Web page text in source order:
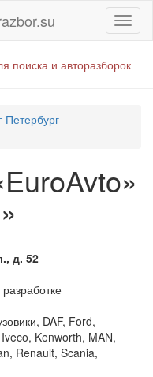
поиска и авторазборок
Петербург
д. 52
DAF, Ford,
Kenworth, MAN,
Renault, Scania,